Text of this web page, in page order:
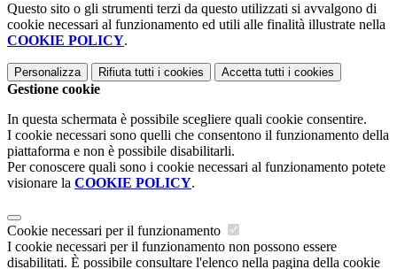
Questo sito o gli strumenti terzi da questo utilizzati si avvalgono di
cookie necessari al funzionamento ed utili alle finalità illustrate nella
COOKIE POLICY.
Personalizza Rifiuta tutti i cookies Accetta tutti i cookies
Gestione cookie
In questa schermata è possibile scegliere quali cookie consentire.
I cookie necessari sono quelli che consentono il funzionamento della
piattaforma e non è possibile disabilitarli.
Per conoscere quali sono i cookie necessari al funzionamento potete
visionare la COOKIE POLICY.
Cookie necessari per il funzionamento
I cookie necessari per il funzionamento non possono essere
disabilitati. È possibile consultare l'elenco nella pagina della cookie